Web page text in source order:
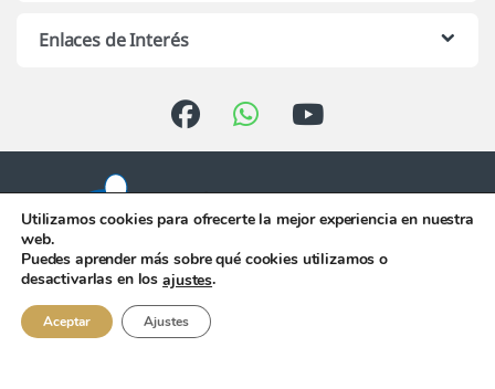
Enlaces de Interés
Atención telefónica de 10:00 h.
956 344 058
Utilizamos cookies para ofrecerte la mejor experiencia en nuestra
web.
Puedes aprender más sobre qué cookies utilizamos o
desactivarlas en losajustes.
Aceptar Ajustes